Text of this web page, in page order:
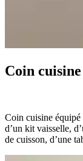
Coin cuisine
Coin cuisine équipé
d’un kit vaisselle,
de cuisson, d’une